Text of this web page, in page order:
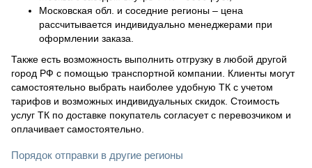
Московская обл. и соседние регионы – цена
рассчитывается индивидуально менеджерами при
оформлении заказа.
Также есть возможность выполнить отгрузку в любой другой
город РФ с помощью транспортной компании. Клиенты могут
самостоятельно выбрать наиболее удобную ТК с учетом
тарифов и возможных индивидуальных скидок. Стоимость
услуг ТК по доставке покупатель согласует с перевозчиком и
оплачивает самостоятельно.
Порядок отправки в другие регионы